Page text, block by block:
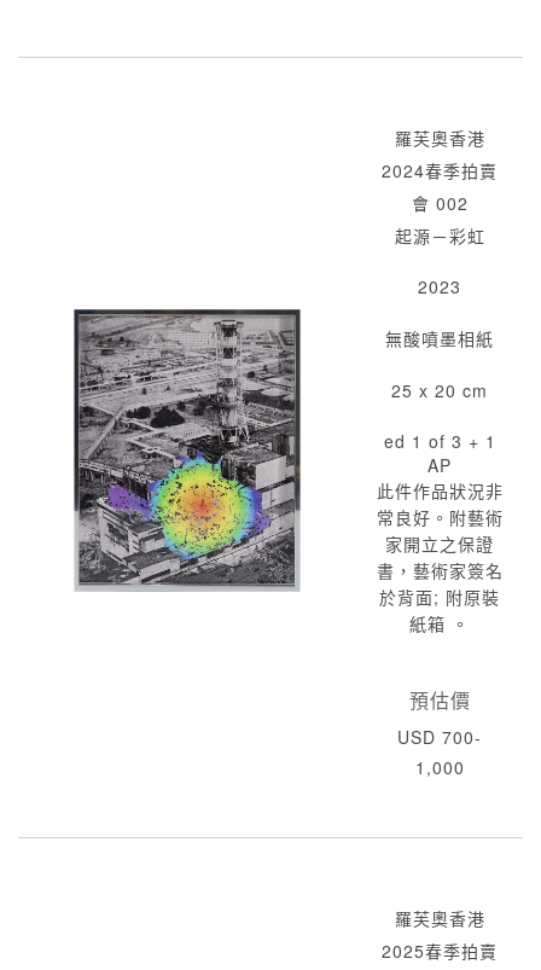
羅芙奧香港
2024春季拍賣
會 002
起源－彩虹
2023
無酸噴墨相紙
25 x 20 cm
ed 1 of 3 + 1
AP
此件作品狀況非
常良好。附藝術
家開立之保證
書，藝術家簽名
於背面; 附原裝
紙箱 。
預估價
USD 700-
1,000
羅芙奧香港
2025春季拍賣